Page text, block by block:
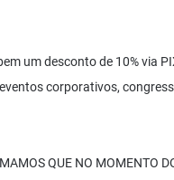
um desconto de 10% via
corporativos,
QUE NO MOMENTO